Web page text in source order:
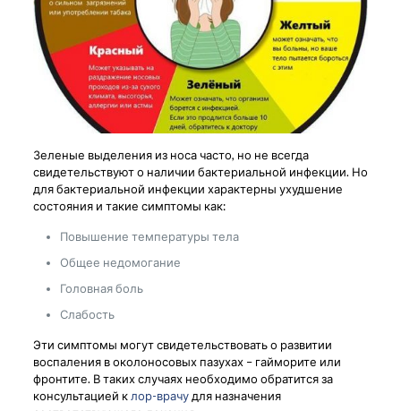
Зеленые выделения из носа часто, но не всегда
свидетельствуют о наличии бактериальной инфекции. Но
для бактериальной инфекции характерны ухудшение
состояния и такие симптомы как:
Повышение температуры тела
Общее недомогание
Головная боль
Слабость
Эти симптомы могут свидетельствовать о развитии
воспаления в околоносовых пазухах – гайморите или
фронтите. В таких случаях необходимо обратится за
консультацией клор-врачудля назначения